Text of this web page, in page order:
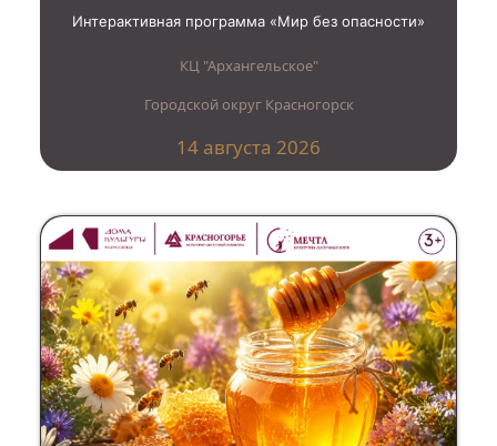
Интерактивная программа «Мир без опасности»
КЦ "Архангельское"
Городской округ Красногорск
14 августа 2026